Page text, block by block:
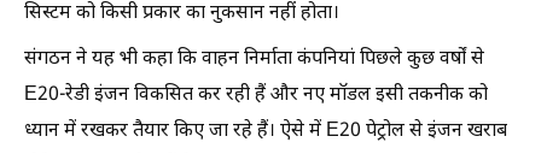
सिस्टम को किसी प्रकार का नुकसान नहीं होता।
संगठन ने यह भी कहा कि वाहन निर्माता कंपनियां पिछले कुछ वर्षों से
E20-रेडी इंजन विकसित कर रही हैं और नए मॉडल इसी तकनीक को
ध्यान में रखकर तैयार किए जा रहे हैं। ऐसे में E20 पेट्रोल से इंजन खराब